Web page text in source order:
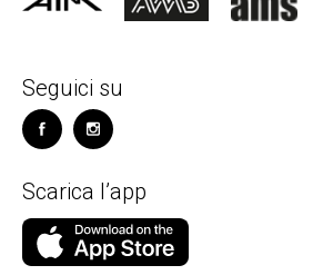
Seguici su
Scarica l’app